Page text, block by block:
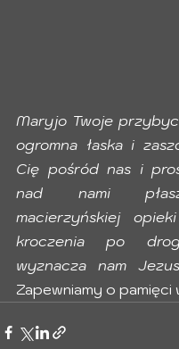
Maryjo Twoje
ogromna łaska i
Cię pośród nas i
nad nami
macierzyńskiej
kroczenia po
wyznacza nam
Zapewniamy o pamięci